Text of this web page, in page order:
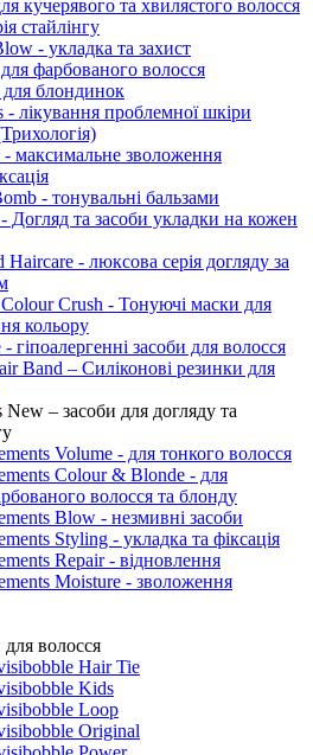
кучерявого та хвилястого волосся
стайлінгу
- укладка та захист
фарбованого волосся
блондинок
- лікування проблемної шкіри
- максимальне зволоження
- тонувальні бальзами
Догляд та засоби укладки на кожен
Haircare - люксова серія догляду за
Crush - Тонуючі маски для
кольору
гіпоалергенні засоби для волосся
Band – Силіконові резинки для
New – засоби для догляду та
Volume - для тонкого волосся
Colour & Blonde - для
волосся та блонду
Blow - незмивні засоби
Styling - укладка та фіксація
Repair - відновлення
Moisture - зволоження
волосся
Hair Tie
Kids
Loop
Original